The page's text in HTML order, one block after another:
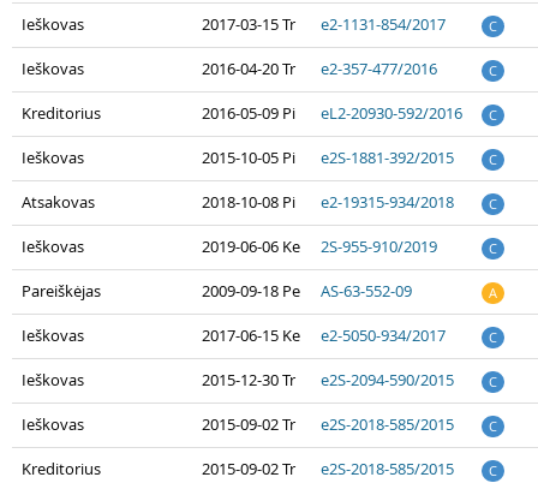
Ieškovas 2017-03-15 Tr e2-1131-854/2017 C
Ieškovas 2016-04-20 Tr e2-357-477/2016 C
Kreditorius 2016-05-09 Pi eL2-20930-592/2016 C
Ieškovas 2015-10-05 Pi e2S-1881-392/2015 C
Atsakovas 2018-10-08 Pi e2-19315-934/2018 C
Ieškovas 2019-06-06 Ke 2S-955-910/2019 C
Pareiškėjas 2009-09-18 Pe AS-63-552-09 A
Ieškovas 2017-06-15 Ke e2-5050-934/2017 C
Ieškovas 2015-12-30 Tr e2S-2094-590/2015 C
Ieškovas 2015-09-02 Tr e2S-2018-585/2015 C
Kreditorius 2015-09-02 Tr e2S-2018-585/2015 C